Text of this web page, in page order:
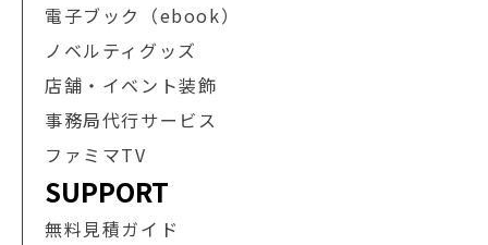
電子ブック（ebook）
ノベルティグッズ
店舗・イベント装飾
事務局代行サービス
ファミマTV
SUPPORT
無料見積ガイド